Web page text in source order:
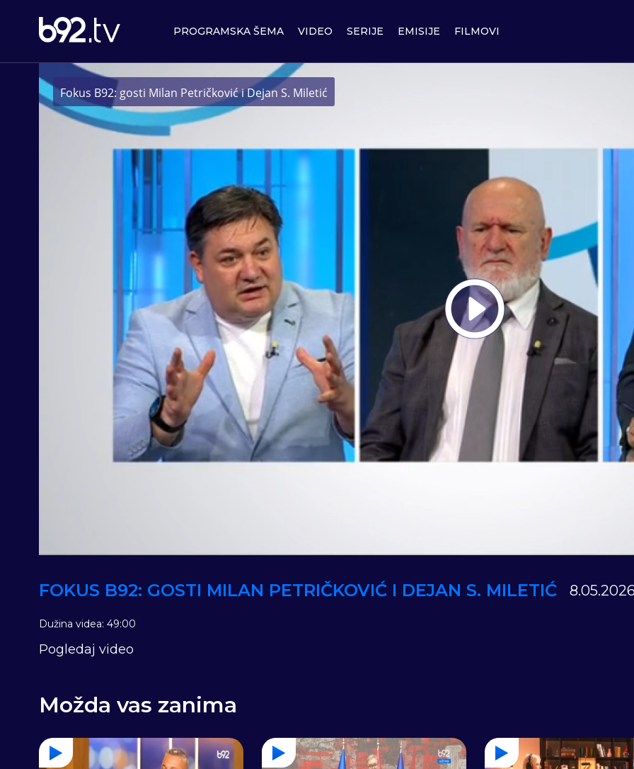
PROGRAMSKA ŠEMA VIDEO SERIJE EMISIJE FILMOVI
Play
Fokus B92: gosti Milan Petričković i Dejan S. Miletić
FOKUS B92: GOSTI MILAN PETRIČKOVIĆ I DEJAN S. MILETIĆ
Dužina videa: 49:00
Pogledaj video
Možda vas zanima